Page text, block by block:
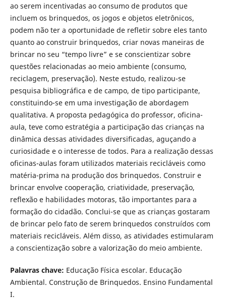
ao serem incentivadas ao consumo de produtos que
incluem os brinquedos, os jogos e objetos eletrônicos,
podem não ter a oportunidade de refletir sobre eles tanto
quanto ao construir brinquedos, criar novas maneiras de
brincar no seu “tempo livre” e se conscientizar sobre
questões relacionadas ao meio ambiente (consumo,
reciclagem, preservação). Neste estudo, realizou-se
pesquisa bibliográfica e de campo, de tipo participante,
constituindo-se em uma investigação de abordagem
qualitativa. A proposta pedagógica do professor, oficina-
aula, teve como estratégia a participação das crianças na
dinâmica dessas atividades diversificadas, aguçando a
curiosidade e o interesse de todos. Para a realização dessas
oficinas-aulas foram utilizados materiais recicláveis como
matéria-prima na produção dos brinquedos. Construir e
brincar envolve cooperação, criatividade, preservação,
reflexão e habilidades motoras, tão importantes para a
formação do cidadão. Conclui-se que as crianças gostaram
de brincar pelo fato de serem brinquedos construídos com
materiais recicláveis. Além disso, as atividades estimularam
a conscientização sobre a valorização do meio ambiente.
Palavras chave: Educação Física escolar. Educação
Ambiental. Construção de Brinquedos. Ensino Fundamental
I.